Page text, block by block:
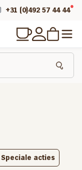
+31 (0)492 57 44 44
Speciale acties